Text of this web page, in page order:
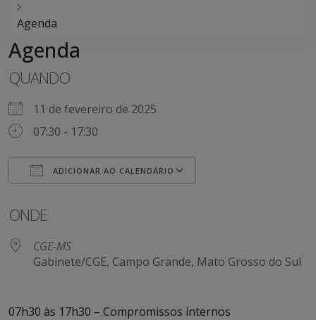
Agenda
Agenda
QUANDO
11 de fevereiro de 2025
07:30 - 17:30
ADICIONAR AO CALENDÁRIO
ONDE
CGE-MS
Gabinete/CGE, Campo Grande, Mato Grosso do Sul
07h30 às 17h30 – Compromissos internos